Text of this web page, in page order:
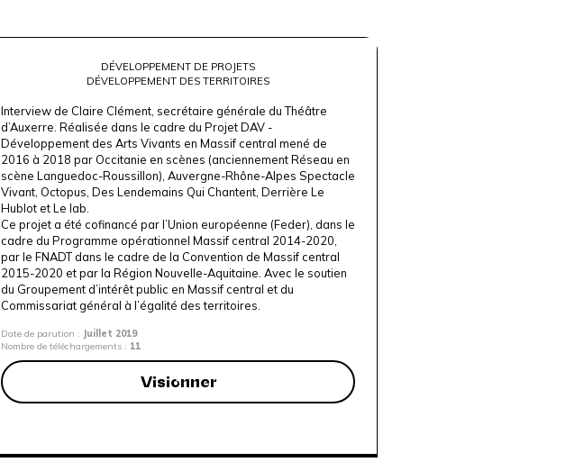
DÉVELOPPEMENT DE PROJETS
DÉVELOPPEMENT DES TERRITOIRES
Interview de Claire Clément, secrétaire générale du Théâtre
d’Auxerre. Réalisée dans le cadre du Projet DAV -
Développement des Arts Vivants en Massif central mené de
2016 à 2018 par Occitanie en scènes (anciennement Réseau en
scène Languedoc-Roussillon), Auvergne-Rhône-Alpes Spectacle
Vivant, Octopus, Des Lendemains Qui Chantent, Derrière Le
Hublot et Le lab.
Ce projet a été cofinancé par l’Union européenne (Feder), dans le
cadre du Programme opérationnel Massif central 2014-2020,
par le FNADT dans le cadre de la Convention de Massif central
2015-2020 et par la Région Nouvelle-Aquitaine. Avec le soutien
du Groupement d’intérêt public en Massif central et du
Commissariat général à l’égalité des territoires.
Date de parution : Juillet 2019
Nombre de téléchargements : 11
Visionner